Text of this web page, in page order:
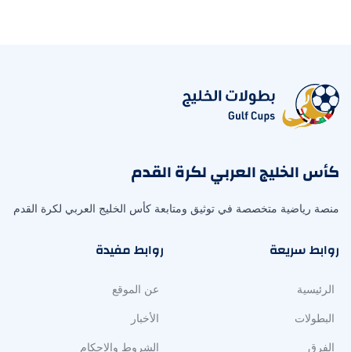
كأس الخليج العربي لكرة القدم
منصة رياضية متخصصة في توثيق ومتابعة كأس الخليج العربي لكرة القدم
روابط سريعة
الرئيسية
البطولات
الفرق
روابط مفيدة
عن الموقع
الأخبار
الشروط والاحكام